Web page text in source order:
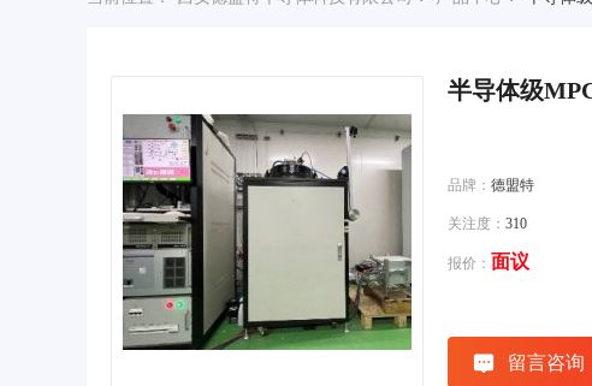
半导体级
品牌： 德盟特
关注度： 310
报价： 面议
留言咨询